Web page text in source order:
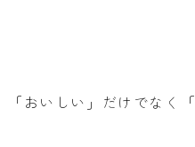
おいしい」だけでなく